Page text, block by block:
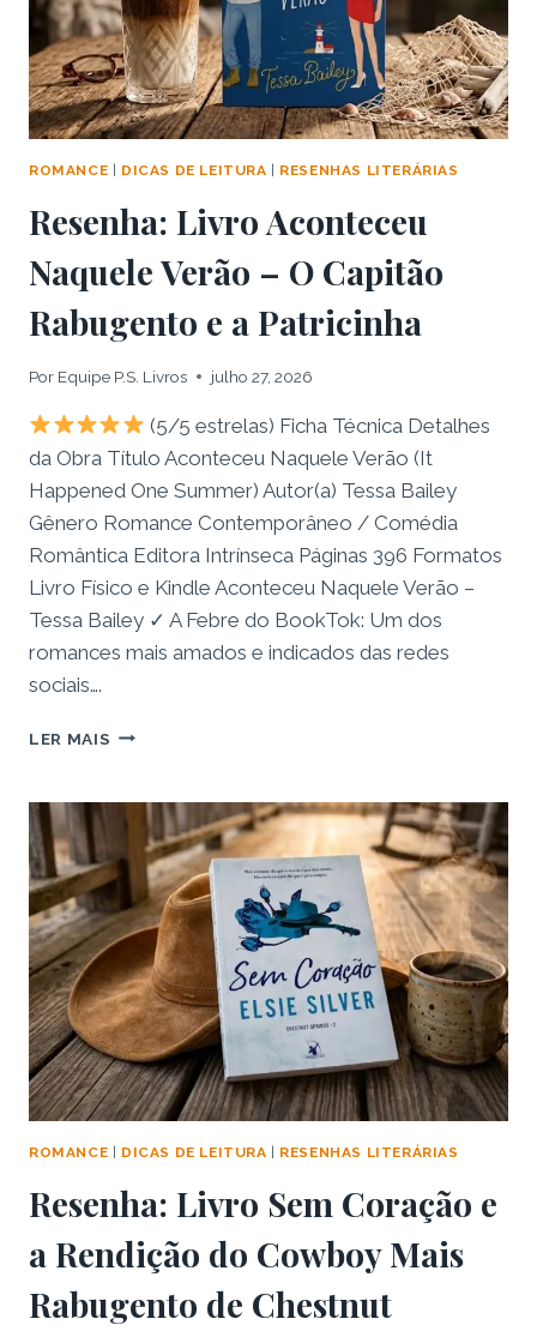
ROMANCE DICAS DE LEITURA RESENHAS LITERÁRIAS
Resenha: Livro Aconteceu
Naquele Verão – O Capitão
Rabugento e a Patricinha
Por Equipe P.S. Livros julho 27, 2026
(5/5 estrelas) Ficha Técnica Detalhes
da Obra Título Aconteceu Naquele Verão (It
Happened One Summer) Autor(a) Tessa Bailey
Gênero Romance Contemporâneo / Comédia
Romântica Editora Intrínseca Páginas 396 Formatos
Livro Físico e Kindle Aconteceu Naquele Verão –
Tessa Bailey ✓ A Febre do BookTok: Um dos
romances mais amados e indicados das redes
sociais….
LER MAIS RESENHA:
NAQUELE
VERÃO
–
O
CAPITÃO
RABUGENTO
A
PATRICINHA
ROMANCE DICAS DE LEITURA RESENHAS LITERÁRIAS
Resenha: Livro Sem Coração e
a Rendição do Cowboy Mais
Rabugento de Chestnut